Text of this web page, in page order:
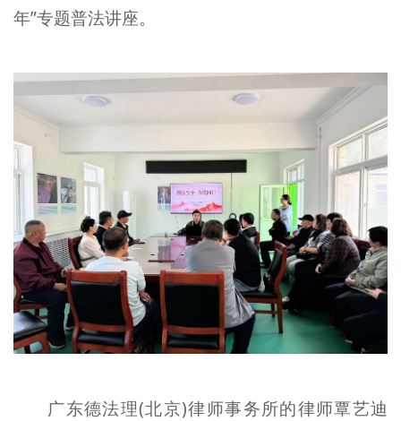
专题
资料库
+
年”专题普法讲座。
广东德法理(北京)律师事务所的律师覃艺迪